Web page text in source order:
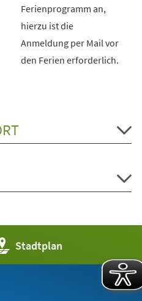
Ferienprogramm an,
hierzu ist die
Anmeldung per Mail vor
den Ferien erforderlich.
Stadtplan